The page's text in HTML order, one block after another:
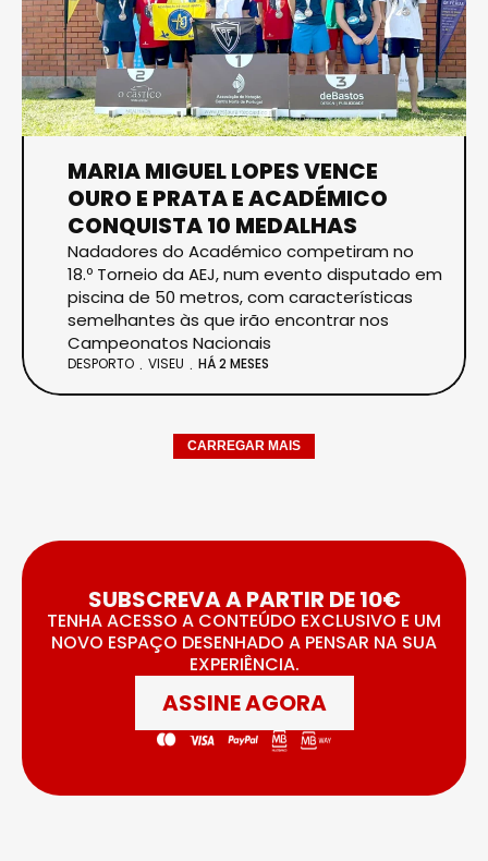
MARIA MIGUEL LOPES VENCE
OURO E PRATA E ACADÉMICO
CONQUISTA 10 MEDALHAS
Nadadores do Académico competiram no
18.º Torneio da AEJ, num evento disputado em
piscina de 50 metros, com características
semelhantes às que irão encontrar nos
Campeonatos Nacionais
DESPORTO VISEU HÁ 2 MESES
CARREGAR MAIS
SUBSCREVA A PARTIR DE 10€
TENHA ACESSO A CONTEÚDO EXCLUSIVO E UM
NOVO ESPAÇO DESENHADO A PENSAR NA SUA
EXPERIÊNCIA.
ASSINE AGORA